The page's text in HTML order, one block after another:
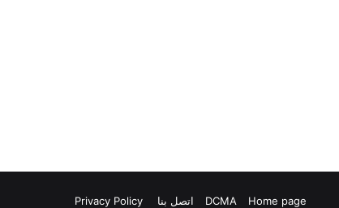
Home page
DCMA اتصل بنا Privacy Policy